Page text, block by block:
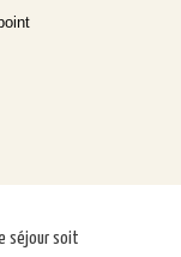
séjour soit